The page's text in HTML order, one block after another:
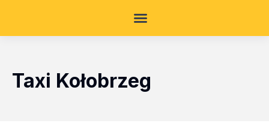
Taxi Kołobrzeg